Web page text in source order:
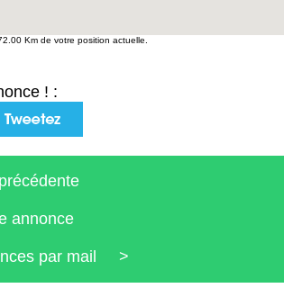
Km de votre position actuelle.
! :
annonce
par mail >